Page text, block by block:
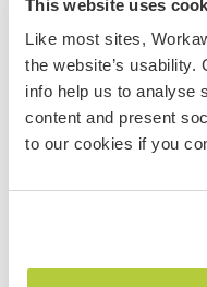
This website uses
Like most sites,
the website’s usability.
info help us to analyse
content and present
to our cookies if you